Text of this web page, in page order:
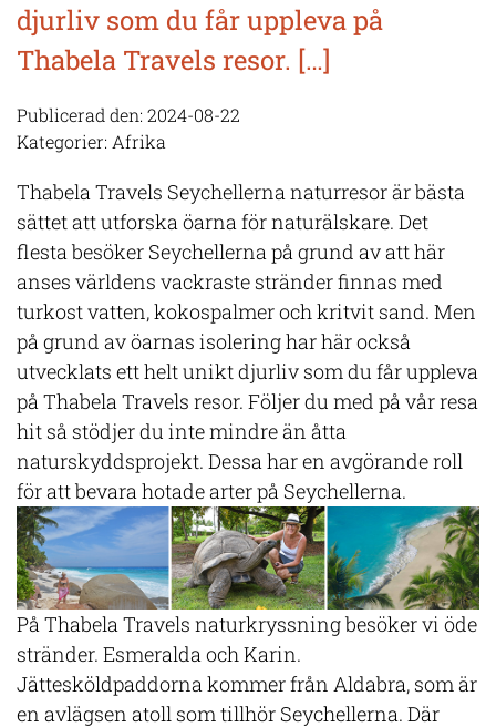
djurliv som du får uppleva på
Thabela Travels resor. […]
Publicerad den: 2024-08-22
Kategorier: Afrika
Thabela Travels Seychellerna naturresor är bästa
sättet att utforska öarna för naturälskare. Det
flesta besöker Seychellerna på grund av att här
anses världens vackraste stränder finnas med
turkost vatten, kokospalmer och kritvit sand. Men
på grund av öarnas isolering har här också
utvecklats ett helt unikt djurliv som du får uppleva
på Thabela Travels resor. Följer du med på vår resa
hit så stödjer du inte mindre än åtta
naturskyddsprojekt. Dessa har en avgörande roll
för att bevara hotade arter på Seychellerna.
På Thabela Travels naturkryssning besöker vi öde
stränder. Esmeralda och Karin.
Jättesköldpaddorna kommer från Aldabra, som är
en avlägsen atoll som tillhör Seychellerna. Där